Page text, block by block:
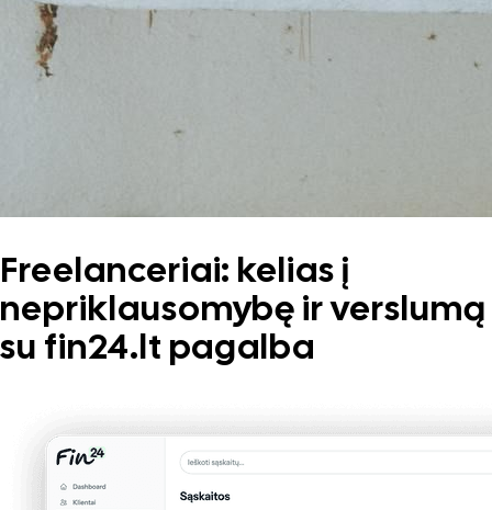
Freelanceriai: kelias į
nepriklausomybę ir verslumą
su fin24.lt pagalba